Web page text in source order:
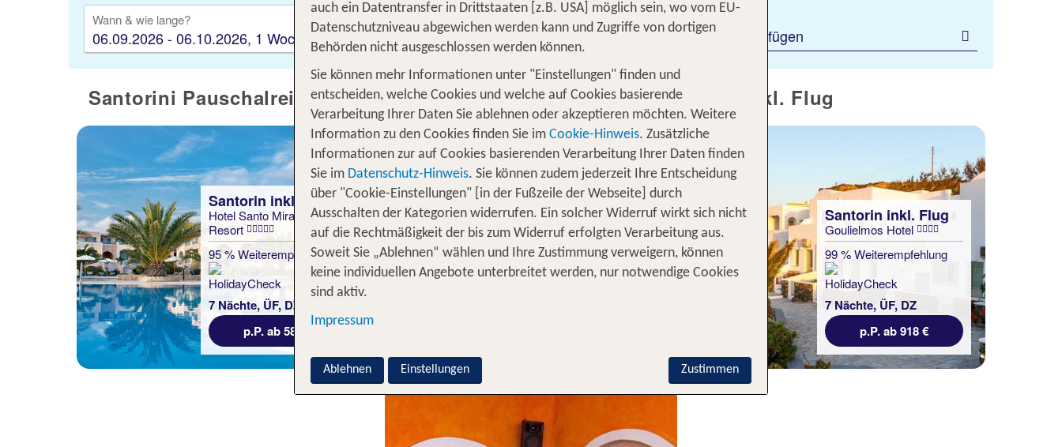
Wann & wie lange?
06.09.2026 - 06.10.2026, 1 Woche
Wer reist mit?
2 Erwachsene Filter hinzufügen
Santorini Pauschalreisen - Unsere TOP Angebote für 1 Woche Hotel inkl. Flug
Santorin inkl. Flug
Hotel Santo Miramare
Resort
95 % Weiterempfehlung
7 Nächte, ÜF, DZ
p.P. ab 584 €
Santorin inkl. Flug
Aegean Gem
100 % Weiterempfehlung
Santorin inkl. Flug
Goulielmos Hotel
99 % Weiterempfehlung
7 Nächte, ÜF, DZ
p.P. ab 918 €
Santorin inkl. Flug
Colombo's Beachfront
100 % Weiterempfehlung
7 Nächte, Ü, XX
962 €
p.P. ab 937 €
Santorin inkl. Flug
Senses Luxury Villas
Santorini
100 % Weiterempfehlung
7 Nächte, Ü, XX
p.P. ab 977 €
auch ein Datentransfer in Drittstaaten [z.B. USA] möglich sein, wo vom EU-
Datenschutzniveau abgewichen werden kann und Zugriffe von dortigen
Behörden nicht ausgeschlossen werden können.
Sie können mehr Informationen unter "Einstellungen" finden und
entscheiden, welche Cookies und welche auf Cookies basierende
Verarbeitung Ihrer Daten Sie ablehnen oder akzeptieren möchten. Weitere
Information zu den Cookies finden Sie im Cookie-Hinweis. Zusätzliche
Informationen zur auf Cookies basierenden Verarbeitung Ihrer Daten finden
Sie im Datenschutz-Hinweis. Sie können zudem jederzeit Ihre Entscheidung
über "Cookie-Einstellungen" [in der Fußzeile der Webseite] durch
Ausschalten der Kategorien widerrufen. Ein solcher Widerruf wirkt sich nicht
auf die Rechtmäßigkeit der bis zum Widerruf erfolgten Verarbeitung aus.
Soweit Sie „Ablehnen“ wählen und Ihre Zustimmung verweigern, können
keine individuellen Angebote unterbreitet werden, nur notwendige Cookies
sind aktiv.
Impressum
Zustimmen
Ablehnen Einstellungen